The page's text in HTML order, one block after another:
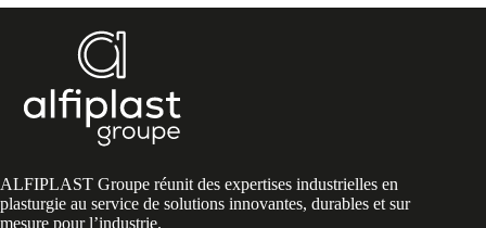
ALFIPLAST Groupe réunit des expertises industrielles en
plasturgie au service de solutions innovantes, durables et sur
mesure pour l’industrie.